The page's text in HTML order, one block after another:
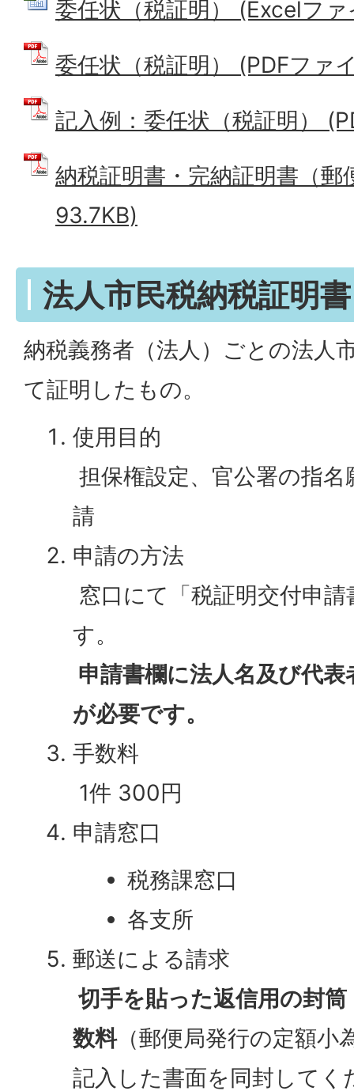
委任状（税証明） (Excelフ
委任状（税証明） (PDFファ
記入例：委任状（税証明）
納税証明書・完納証明書（
93.7KB)
法人市民税納税証明書
納税義務者（法人）ごとの法人
て証明したもの。
使用目的
担保権設定、官公署の指
請
申請の方法
窓口にて「税証明交付申
す。
申請書欄に法人名及び代
が必要です。
手数料
1件 300円
申請窓口
税務課窓口
各支所
郵送による請求
切手を貼った返信用の封筒
数料（郵便局発行の定額小
記入した書面を同封してく